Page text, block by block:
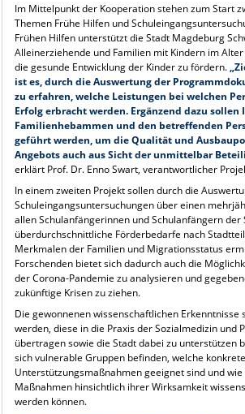
Im Mittelpunkt der Kooperation stehen zum Start
Themen Frühe Hilfen und
Frühen Hilfen unterstützt die Stadt Magdeburg
Alleinerziehende und Familien mit Kindern im Alter
die gesunde Entwicklung der Kinder zu fördern.
ist es, durch die Auswertung der
zu erfahren, welche Leistungen bei welchen
Erfolg erbracht werden. Ergänzend dazu
Familienhebammen und den betreffenden
geführt werden, um die Qualität und
Angebots auch aus Sicht der unmittelbar
erklärt Prof. Dr. Enno Swart, verantwortlicher
In einem zweiten Projekt sollen durch die
Schuleingangsuntersuchungen über einen
allen Schulanfängerinnen und Schulanfängern der
überdurchschnittliche Förderbedarfe nach
Merkmalen der Familien und Migrationsstatus
Forschenden bietet sich dadurch auch die
der Corona-Pandemie zu analysieren und
zukünftige Krisen zu ziehen.
Die gewonnenen wissenschaftlichen Erkenntnisse
werden, diese in die Praxis der Sozialmedizin und
übertragen sowie die Stadt dabei zu unterstützen
sich vulnerable Gruppen befinden, welche
Unterstützungsmaßnahmen geeignet sind und
Maßnahmen hinsichtlich ihrer Wirksamkeit
werden können.